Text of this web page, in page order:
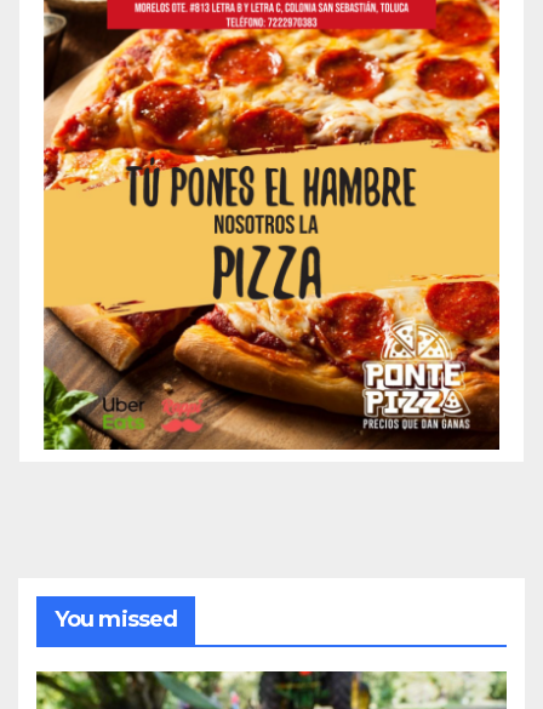
You missed